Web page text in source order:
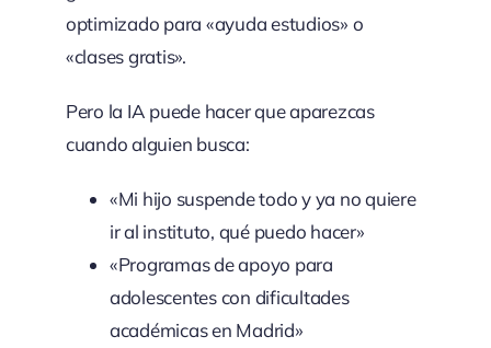
optimizado para «ayuda estudios» o
«clases gratis».
Pero la IA puede hacer que aparezcas
cuando alguien busca:
«Mi hijo suspende todo y ya no quiere
ir al instituto, qué puedo hacer»
«Programas de apoyo para
adolescentes con dificultades
académicas en Madrid»